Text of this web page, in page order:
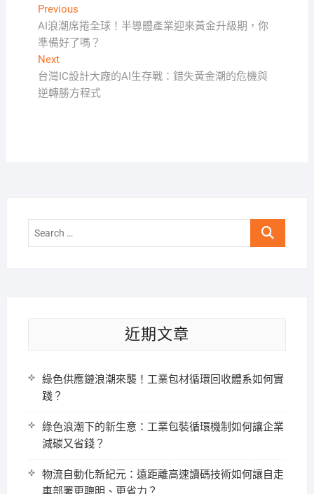
文
章
導
覽
PreviousPrevious
post:
AI浪潮席捲全球！半導體產業迎來黃金升級期，你
準備好了嗎？
NextNext
post:
台灣IC設計大廠的AI生存戰：錯失黃金潮的危機與
逆轉勝方程式
Search
近期文章
綠色供應鏈浪潮來襲！工業包材循環回收體系如何實
踐？
綠色浪潮下的新生意：工業包裝循環機制如何讓企業
減碳又省錢？
物流自動化新紀元：遠距離高速讀碼技術如何讓自走
車部署更聰明、更省力？